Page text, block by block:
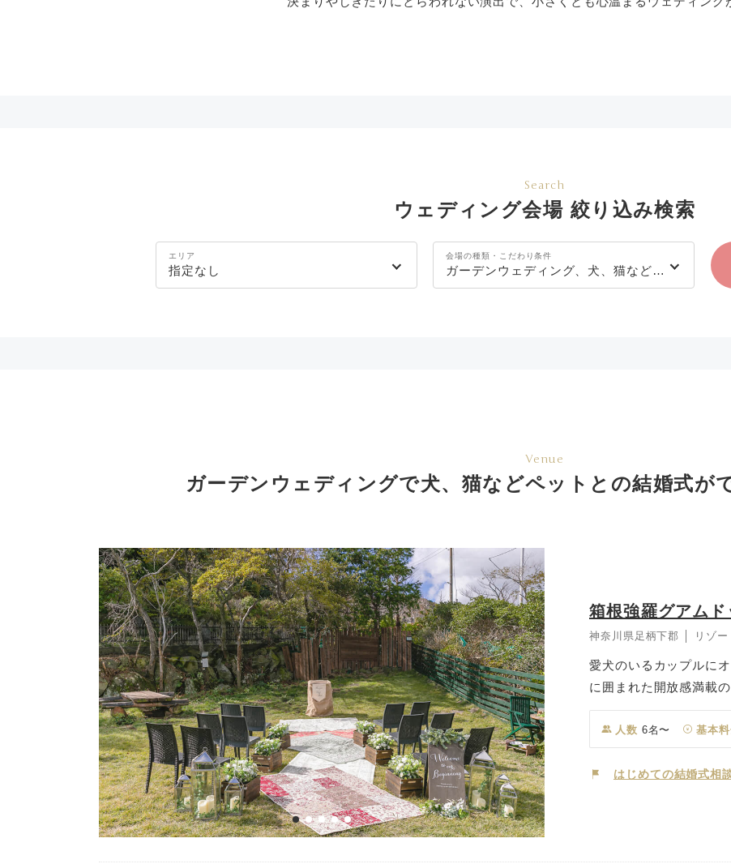
Search
ウェディング会場 絞り込み検索
エリア
指定なし
会場の種類・こだわり条件
ガーデンウェディング、犬、猫などペットとの結婚式
Venue
ガーデンウェディングで犬、猫などペットとの結婚式が
箱根強羅グアムド
神奈川県足柄下郡 │ リゾー
愛犬のいるカップルに
に囲まれた開放感満載
ームな結婚式が叶いま
賞経験がある「箱根強
で、ご家族とワンちゃ
るのもポイント！結婚
人数 6名〜 基本
はじめての結婚式相